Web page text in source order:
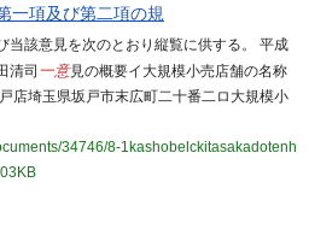
一項及び第二項の規
当該意見を次のとおり縦覧に供する。 平成
清司 一意見の概要イ大規模小売店舗の名称
店埼玉県坂戸市末広町二十番二ロ大規模小
34746/8-1kashobelckitasakadotenh